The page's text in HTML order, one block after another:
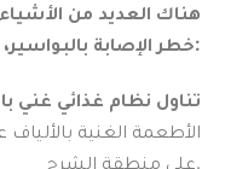
هناك العديد من
خطر الإصابة بالبواسير، بما في ذلك:
تناول نظام غذائي غني
الأطعمة الغنية
على منطقة الشرج.